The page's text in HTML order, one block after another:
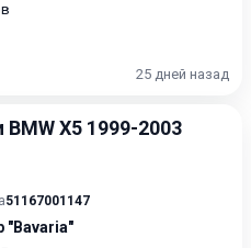
25 дней назад
X5 1999-2003
51167001147
"Bavaria"